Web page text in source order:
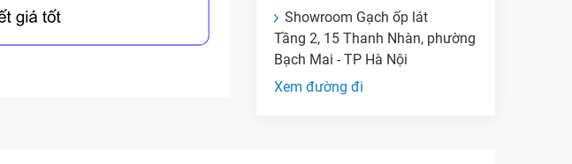
Showroom Gạch ốp lát
Tầng 2, 15 Thanh Nhàn, phường
Bạch Mai - TP Hà Nội
Xem đường đi